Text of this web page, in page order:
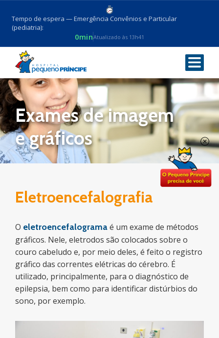
Tempo de espera — Emergência Convênios e Particular
(pediatria):
0minAtualizado às 13h41
Voltar
Exames de imagem
e gráficos
Eletroencefalografia
O eletroencefalogramaé um exame de métodos
gráficos. Nele, eletrodos são colocados sobre o
couro cabeludo e, por meio deles, é feito o registro
gráfico das correntes elétricas do cérebro. É
utilizado, principalmente, para o diagnóstico de
epilepsia, bem como para identificar distúrbios do
sono, por exemplo.